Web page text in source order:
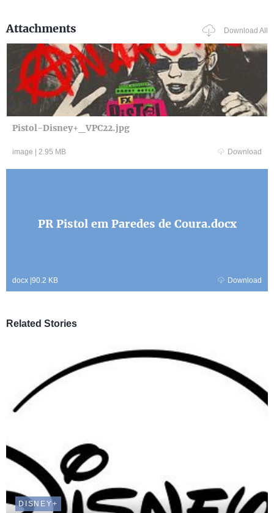
Attachments Download All
Pistol-Disney+_VPC22.jpg
image | 2.95 MB Download
PR Pistol em Paredes de Coura.docx
docx |90.2 KB Download
Related Stories
DISNEY+